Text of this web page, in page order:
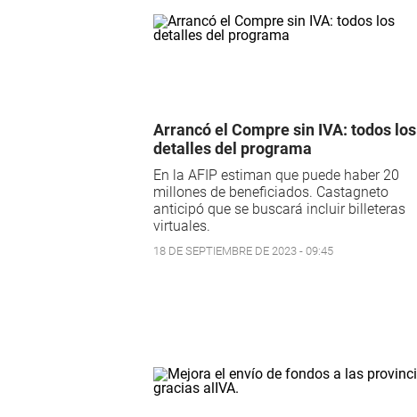
Arrancó el Compre sin IVA: todos los
detalles del programa
En la AFIP estiman que puede haber 20
millones de beneficiados. Castagneto
anticipó que se buscará incluir billeteras
virtuales.
18 DE SEPTIEMBRE DE 2023 - 09:45